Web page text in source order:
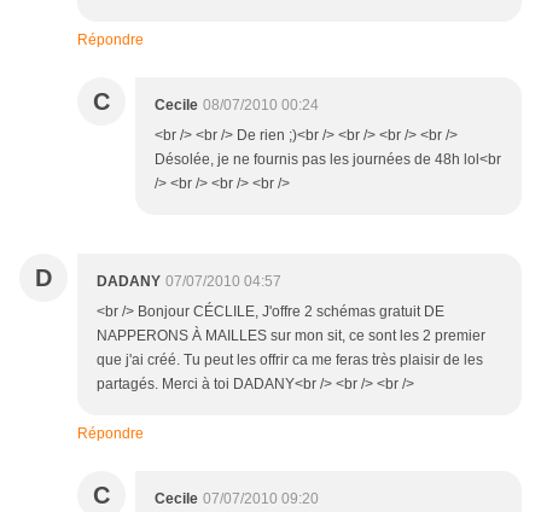
Répondre
C Cecile 08/07/2010 00:24
<br /> <br /> De rien ;)<br /> <br /> <br /> <br />
Désolée, je ne fournis pas les journées de 48h lol<br
/> <br /> <br /> <br />
D DADANY 07/07/2010 04:57
<br /> Bonjour CÉCLILE, J'offre 2 schémas gratuit DE
NAPPERONS À MAILLES sur mon sit, ce sont les 2 premier
que j'ai créé. Tu peut les offrir ca me feras très plaisir de les
partagés. Merci à toi DADANY<br /> <br /> <br />
Répondre
C Cecile 07/07/2010 09:20